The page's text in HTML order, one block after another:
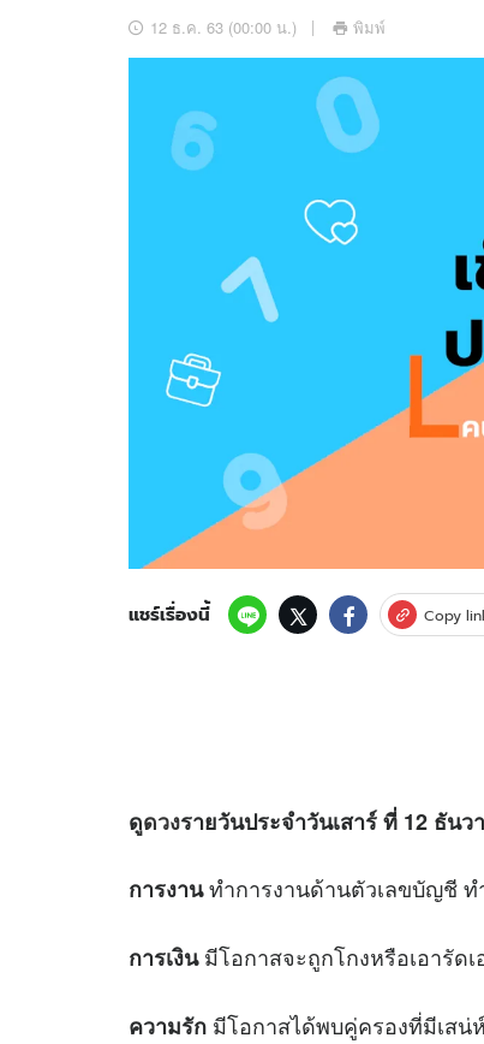
อัปเดตจีน
เช็กข่าวชัวร์
ดาวน์โหลดสนุกแอปฟรี ติดตา
บริษัท อิมเมจ ฟิวเจอร์ (ประเทศไทย) จำ
12 ธ.ค. 63 (00:00 น.) พิมพ์
แชร์เรื่องนี้ Copy
ดูดวงรายวันประจำวันเสาร์ ที่ 12 ธัน
การงานทำการงานด้านตัวเลขบัญชี ท
การเงินมีโอกาสจะถูกโกงหรือเอารัดเ
ความรัก มีโอกาสได้พบคู่ครองที่มีเสน่